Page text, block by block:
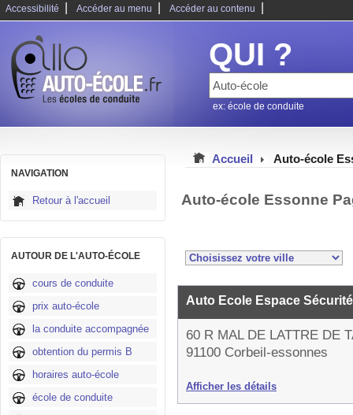
Accessibilité Accéder au menu Accéder au contenu
QUI ?
ex: école de conduite
NAVIGATION
Retour à l'accueil
AUTOUR DE L'AUTO-ÉCOLE
cours de conduite
prix auto-école
la conduite accompagnée
obtention du permis B
horaires auto-école
école de conduite
Accueil Auto-école
Auto-école Essonne
Auto Ecole Espace
60 R MAL DE LATTRE DE
91100 Corbeil-essonnes
Afficher les détails